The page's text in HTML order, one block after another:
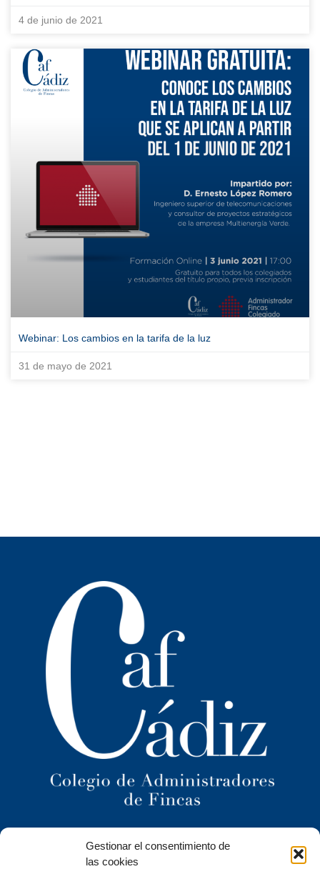
Gestionar el consentimiento de
las cookies
4 de junio de 2021
Webinar: Los cambios en la tarifa de la luz
31 de mayo de 2021
Ilustre Colegio Territorial
de Administradores de Fincas
de Cádiz y